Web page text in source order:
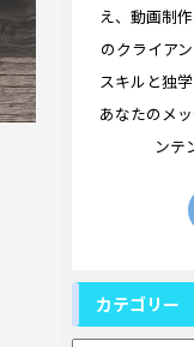
え、動画制
のクライア
スキルと独
あなたのメ
ンテ
カテゴリー